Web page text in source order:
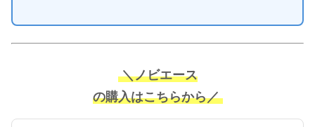
＼ノビエース
の購入はこちらから／